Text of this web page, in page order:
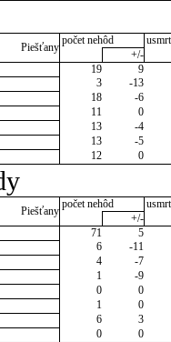
Piešťany
počet nehôd
+/-
19
9
3
-13
18
-6
11
0
13
-4
13
-5
12 0
Piešťany
počet nehôd
+/-
71
5
6
-11
4
-7
1
-9
0
0
1
0
6
3
0 0